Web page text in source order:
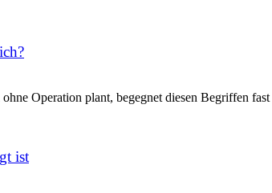
Operation plant, begegnet diesen Begriffen
ist